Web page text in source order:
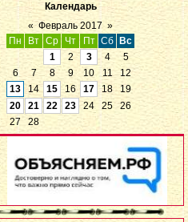
Календарь
« Февраль 2017 »
Пн
Вт Ср Чт Пт Сб
Вс
1
2 3 4
5
6
7 8 9 10 11
12
13
14 15 16 17 18
19
20
21 22 23 24 25
26
27
28